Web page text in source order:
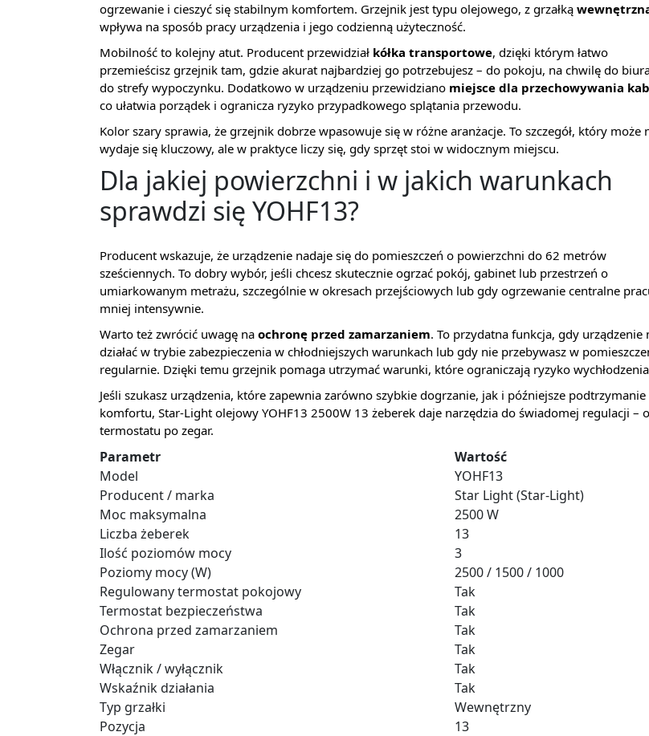
ogrzewanie i cieszyć się stabilnym komfortem. Grzejnik jest typu olejowego, z grzałką
wpływa na sposób pracy urządzenia i jego codzienną użyteczność.
Mobilność to kolejny atut. Producent przewidział kółka transportowe, dzięki którym łatwo
przemieścisz grzejnik tam, gdzie akurat najbardziej go potrzebujesz – do pokoju, na chwilę do
do strefy wypoczynku. Dodatkowo w urządzeniu przewidziano miejsce dla przechowywania
co ułatwia porządek i ogranicza ryzyko przypadkowego splątania przewodu.
Kolor szary sprawia, że grzejnik dobrze wpasowuje się w różne aranżacje. To szczegół, który może
wydaje się kluczowy, ale w praktyce liczy się, gdy sprzęt stoi w widocznym miejscu.
Dla jakiej powierzchni i w jakich warunkach
sprawdzi się YOHF13?
Producent wskazuje, że urządzenie nadaje się do pomieszczeń o powierzchni do 62 metrów
sześciennych. To dobry wybór, jeśli chcesz skutecznie ogrzać pokój, gabinet lub przestrzeń o
umiarkowanym metrażu, szczególnie w okresach przejściowych lub gdy ogrzewanie centralne
mniej intensywnie.
Warto też zwrócić uwagę na ochronę przed zamarzaniem. To przydatna funkcja, gdy urządzenie
działać w trybie zabezpieczenia w chłodniejszych warunkach lub gdy nie przebywasz w
regularnie. Dzięki temu grzejnik pomaga utrzymać warunki, które ograniczają ryzyko
Jeśli szukasz urządzenia, które zapewnia zarówno szybkie dogrzanie, jak i późniejsze podtrzymanie
komfortu, Star-Light olejowy YOHF13 2500W 13 żeberek daje narzędzia do świadomej regulacji –
termostatu po zegar.
Parametr
Wartość
Model
YOHF13
Producent / marka
Star Light (Star-Light)
Moc maksymalna
2500 W
Liczba żeberek
13
Ilość poziomów mocy
3
Poziomy mocy (W)
2500 / 1500 / 1000
Regulowany termostat pokojowy
Tak
Termostat bezpieczeństwa
Tak
Ochrona przed zamarzaniem
Tak
Zegar
Tak
Włącznik / wyłącznik
Tak
Wskaźnik działania
Tak
Typ grzałki
Wewnętrzny
Pozycja
13